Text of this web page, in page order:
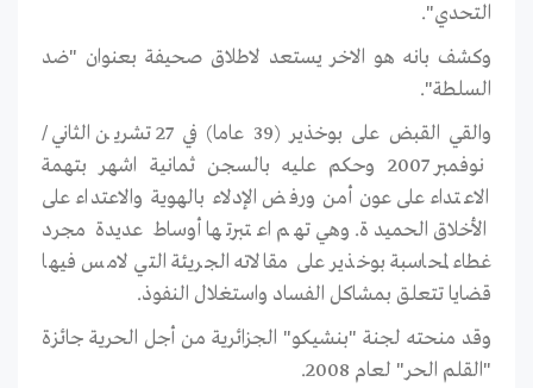
التحدي".
وكشف بانه هو الاخر يستعد لاطلاق صحيفة بعنوان "ضد
السلطة".
والقي القبض على بوخذير (39 عاما) في 27 تشرين الثاني/
نوفمبر 2007 وحكم عليه بالسجن ثمانية اشهر بتهمة
الاعتداء على عون أمن ورفض الإدلاء بالهوية والاعتداء على
الأخلاق الحميدة. وهي تهم اعتبرتها أوساط عديدة مجرد
غطاء لمحاسبة بوخذير على مقالاته الجريئة التي لامس فيها
قضايا تتعلق بمشاكل الفساد واستغلال النفوذ.
وقد منحته لجنة "بنشيكو" الجزائرية من أجل الحرية جائزة
"القلم الحر" لعام 2008.